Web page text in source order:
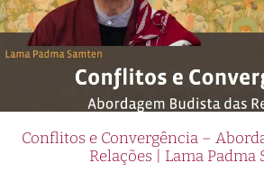
Conflitos e Convergência –
Relações | Lama Padma